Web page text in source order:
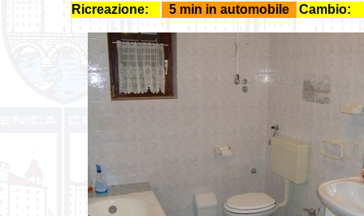
Ricreazione:
5 min in automobile Cambio: